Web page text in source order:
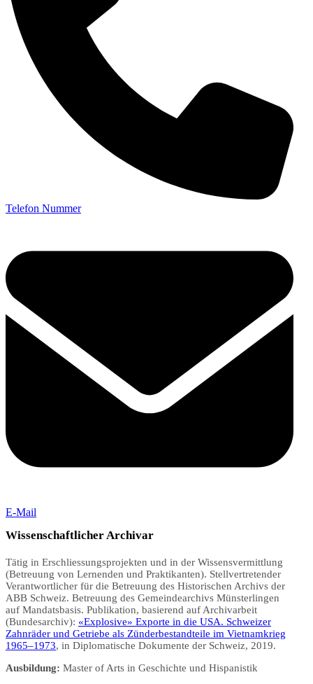
Telefon Nummer
E-Mail
Wissenschaftlicher Archivar
Tätig in Erschliessungsprojekten und in der Wissensvermittlung
(Betreuung von Lernenden und Praktikanten). Stellvertretender
Verantwortlicher für die Betreuung des Historischen Archivs der
ABB Schweiz. Betreuung des Gemeindearchivs Münsterlingen
auf Mandatsbasis. Publikation, basierend auf Archivarbeit
(Bundesarchiv): «Explosive» Exporte in die USA. Schweizer
Zahnräder und Getriebe als Zünderbestandteile im Vietnamkrieg
1965–1973, in Diplomatische Dokumente der Schweiz, 2019.
Ausbildung: Master of Arts in Geschichte und Hispanistik